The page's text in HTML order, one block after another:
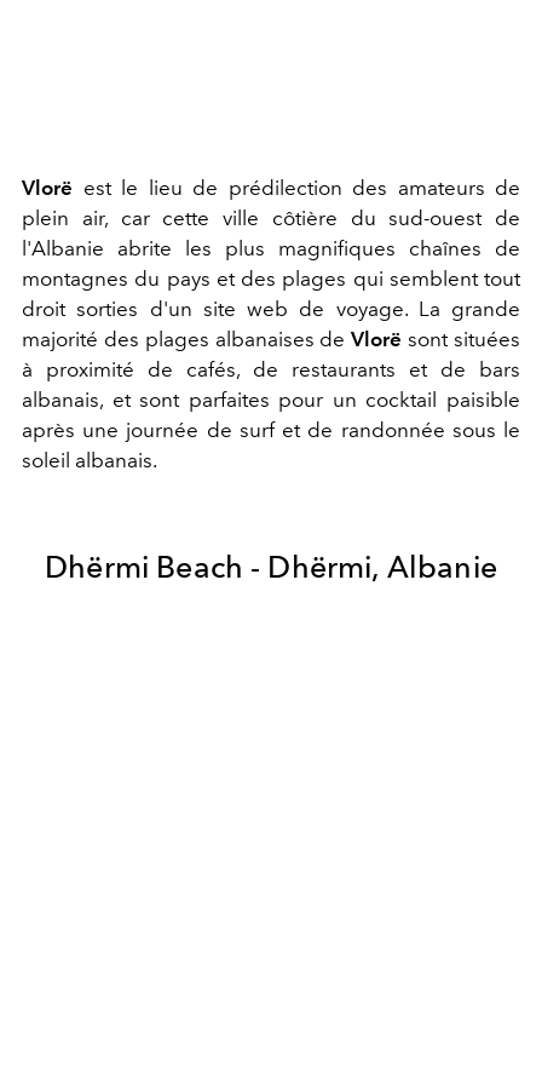
Vlorë est le lieu de prédilection des amateurs de
plein air, car cette ville côtière du sud-ouest de
l'Albanie abrite les plus magnifiques chaînes de
montagnes du pays et des plages qui semblent tout
droit sorties d'un site web de voyage. La grande
majorité des plages albanaises de Vlorë sont situées
à proximité de cafés, de restaurants et de bars
albanais, et sont parfaites pour un cocktail paisible
après une journée de surf et de randonnée sous le
soleil albanais.
Dhërmi Beach - Dhërmi, Albanie